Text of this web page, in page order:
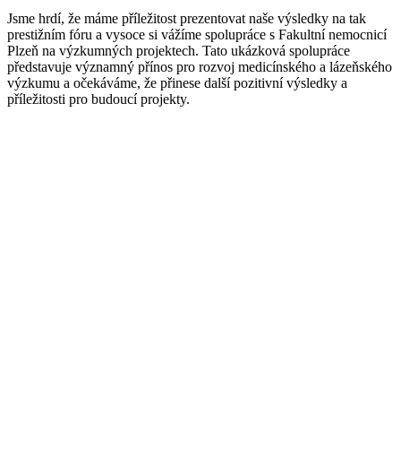
Jsme hrdí, že máme příležitost prezentovat naše výsledky na tak
prestižním fóru a vysoce si vážíme spolupráce s Fakultní nemocnicí
Plzeň na výzkumných projektech. Tato ukázková spolupráce
představuje významný přínos pro rozvoj medicínského a lázeňského
výzkumu a očekáváme, že přinese další pozitivní výsledky a
příležitosti pro budoucí projekty.